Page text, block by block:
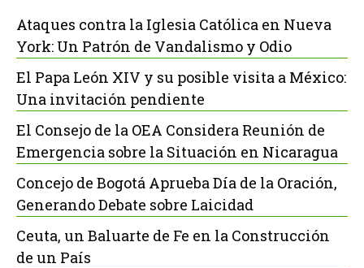
Ataques contra la Iglesia Católica en Nueva
York: Un Patrón de Vandalismo y Odio
El Papa León XIV y su posible visita a México:
Una invitación pendiente
El Consejo de la OEA Considera Reunión de
Emergencia sobre la Situación en Nicaragua
Concejo de Bogotá Aprueba Día de la Oración,
Generando Debate sobre Laicidad
Ceuta, un Baluarte de Fe en la Construcción
de un País